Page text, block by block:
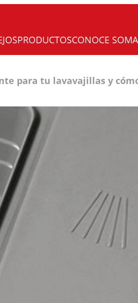
PRODUCTOSCONOCE
para tu lavavajillas y